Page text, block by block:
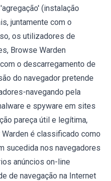
(instalação
juntamente com o
os utilizadores de
Browse Warden
o descarregamento de
do navegador pretende
navegando pela
e spyware em sites
pareça útil e legítima,
é classificado como
sucedida nos navegadores
anúncios on-line
de navegação na Internet